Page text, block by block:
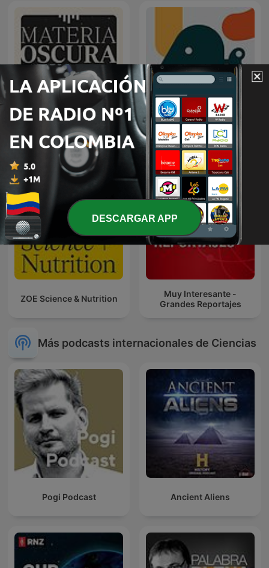
Materia Oscura Entiende Tu Mente
ZOE Science & Nutrition
Muy Interesante -
Grandes Reportajes
Más podcasts internacionales de Ciencias
Pogi Podcast Ancient Aliens
DESCARGAR APP